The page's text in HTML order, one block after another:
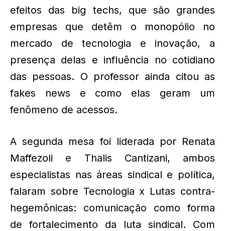
efeitos das big techs, que são grandes
empresas que detêm o monopólio no
mercado de tecnologia e inovação, a
presença delas e influência no cotidiano
das pessoas. O professor ainda citou as
fakes news e como elas geram um
fenômeno de acessos.
A segunda mesa foi liderada por Renata
Maffezoli e Thalis Cantizani, ambos
especialistas nas áreas sindical e política,
falaram sobre Tecnologia x Lutas contra-
hegemônicas: comunicação como forma
de fortalecimento da luta sindical. Com